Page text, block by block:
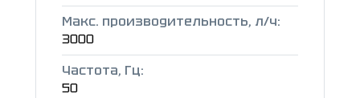
Макс. производительность, л/ч:
3000
Частота, Гц:
50